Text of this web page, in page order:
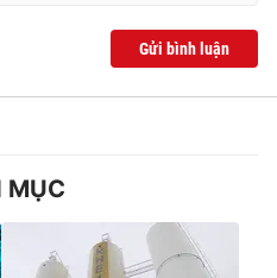
Gửi bình luận
MỤC